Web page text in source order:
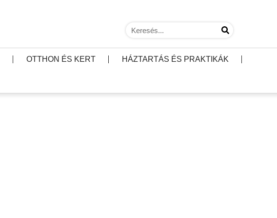
OTTHON ÉS KERT HÁZTARTÁS ÉS PRAKTIKÁK